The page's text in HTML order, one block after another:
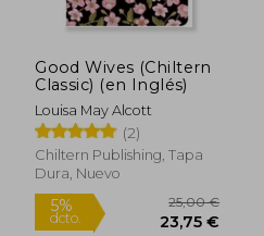
5%
dcto. 15,83 €
Good Wives (Chiltern
Classic) (en Inglés)
Louisa May Alcott
(2)
Chiltern Publishing, Tapa
Dura, Nuevo